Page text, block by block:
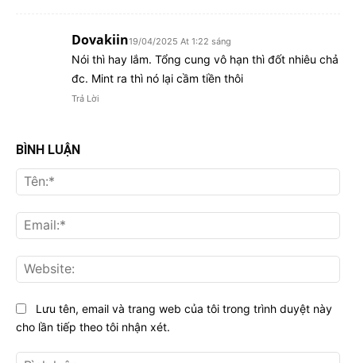
Dovakiin19/04/2025 At 1:22 sáng
Nói thì hay lắm. Tổng cung vô hạn thì đốt nhiêu chả
đc. Mint ra thì nó lại cầm tiền thôi
Trả Lời
BÌNH LUẬN
Lưu tên, email và trang web của tôi trong trình duyệt này
cho lần tiếp theo tôi nhận xét.